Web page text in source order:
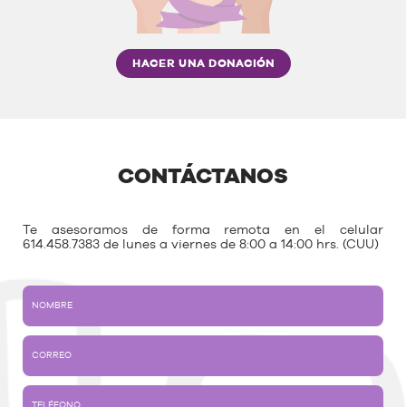
HACER UNA DONACIÓN
CONTÁCTANOS
Te asesoramos de forma remota en el celular
614.458.7383 de lunes a viernes de 8:00 a 14:00 hrs. (CUU)